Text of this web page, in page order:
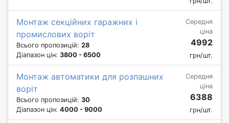
Монтаж секційних гаражних і
промислових воріт
Всього пропозицій: 28
Діапазон цін: 3800 - 6500
Середня
ціна
4992
грн/шт.
Монтаж автоматики для розпашних
воріт
Всього пропозицій: 30
Діапазон цін: 4000 - 9000
Середня
ціна
6388
грн/шт.